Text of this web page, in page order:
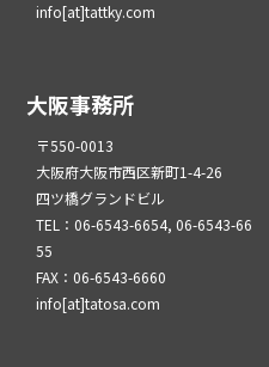
info[at]tattky.com
大阪事務所
〒550-0013
大阪府大阪市西区新町1-4-26
四ツ橋グランドビル
TEL：06-6543-6654, 06-6543-66
55
FAX：06-6543-6660
info[at]tatosa.com